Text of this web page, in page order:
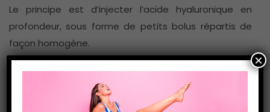
Le principe est d’injecter l’acide hyaluronique en
profondeur, sous forme de petits bolus répartis de
façon homogène.
Ce nappage en profondeur va faire l’effet d’un piquet
représentée par les tissus de la tempe.
×